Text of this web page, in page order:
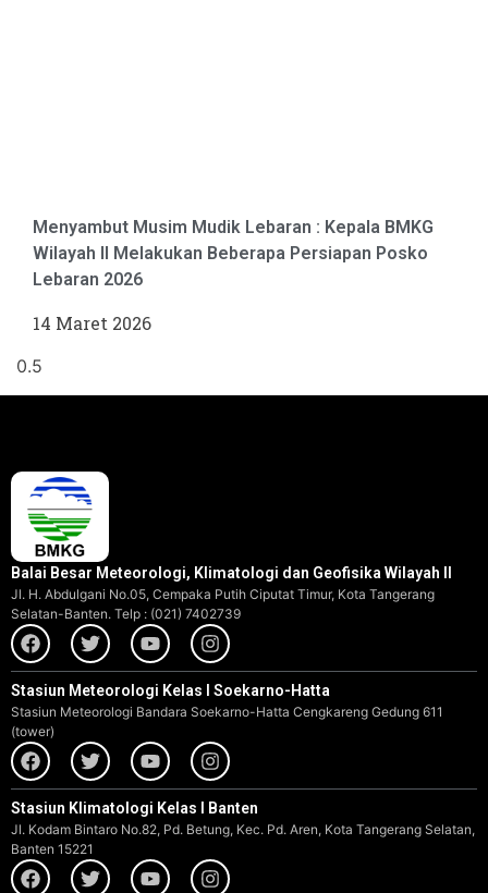
Menyambut Musim Mudik Lebaran : Kepala BMKG
Wilayah II Melakukan Beberapa Persiapan Posko
Lebaran 2026
14 Maret 2026
Balai Besar Meteorologi, Klimatologi dan Geofisika Wilayah II
Jl. H. Abdulgani No.05, Cempaka Putih Ciputat Timur, Kota Tangerang
Selatan-Banten. Telp : (021) 7402739
Stasiun Meteorologi Kelas I Soekarno-Hatta
Stasiun Meteorologi Bandara Soekarno-Hatta Cengkareng Gedung 611
(tower)
Stasiun Klimatologi Kelas I Banten
Jl. Kodam Bintaro No.82, Pd. Betung, Kec. Pd. Aren, Kota Tangerang Selatan,
Banten 15221